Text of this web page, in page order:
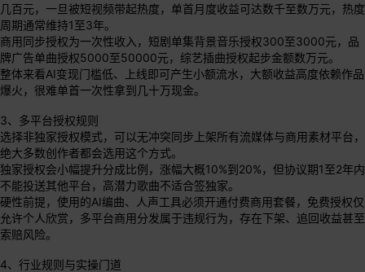
几百元，一旦被短视频带起热度，单首月度收益可达数千至数万元，热度
周期通常维持1至3年。
商用同步授权为一次性收入，短剧单集背景音乐授权300至3000元，品
牌广告单曲授权5000至50000元，综艺插曲授权起步金额数万元。
整体来看AI变现门槛低、上线即可产生小额流水，大额收益高度依赖作品
爆火，很难单首一次性拿到几十万现金。
3、多平台授权规则
选择非独家授权模式，可以无冲突同步上架所有流媒体与商用素材平台，
绝大多数创作者都会选用这个方式。
独家授权会小幅提升分成比例，涨幅大概10%到20%，但协议期1至2年内
不能投送其他平台，高潜力歌曲不适合签独家。
硬性前提，使用的AI编曲、人声工具必须开通付费商用套餐，免费授权仅
允许个人欣赏，多平台商用分发属于违规行为，存在下架、追回收益甚至
索赔风险。
4、行业规则与实操门道